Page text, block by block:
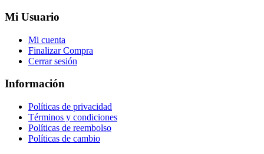
Mi Usuario
Mi cuenta
Finalizar Compra
Cerrar sesión
Información
Políticas de privacidad
Términos y condiciones
Políticas de reembolso
Políticas de cambio